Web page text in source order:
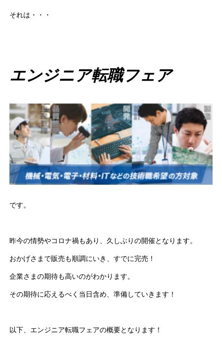
それは・・・
エンジニア転職フェア
です。
昨今の情勢やコロナ禍もあり、久しぶりの開催となります。
おかげさまで販売も順調にいき、すでに完売！
企業さまの期待も高いのがわかります。
その期待に応えるべく当日含め、準備していきます！
以下、エンジニア転職フェアの概要となります！